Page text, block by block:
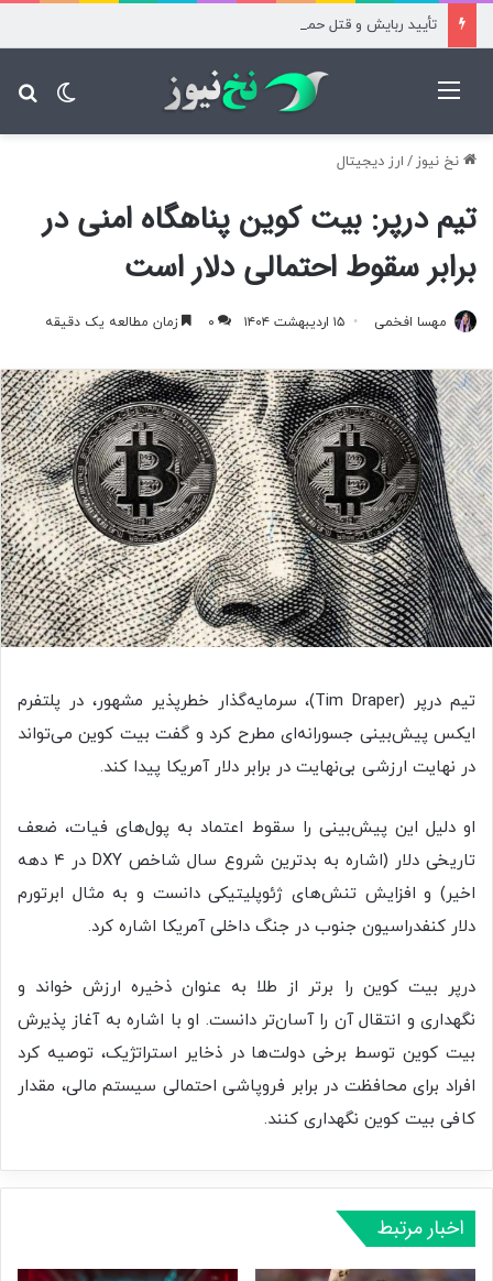
تأیید ربایش و قتل حمیدرضا رجب‌زاده
نخ نیوز / ارز دیجیتال
تیم درپر: بیت کوین پناهگاه امنی در
برابر سقوط احتمالی دلار است
مهسا افخمی ۱۵ اردیبهشت ۱۴۰۴ ۰ زمان مطالعه یک دقیقه
تیم درپر (Tim Draper)، سرمایه‌گذار خطرپذیر مشهور، در پلتفرم
ایکس پیش‌بینی جسورانه‌ای مطرح کرد و گفت بیت کوین می‌تواند
در نهایت ارزشی بی‌نهایت در برابر دلار آمریکا پیدا کند.
او دلیل این پیش‌بینی را سقوط اعتماد به پول‌های فیات، ضعف
تاریخی دلار (اشاره به بدترین شروع سال شاخص DXY در ۴ دهه
اخیر) و افزایش تنش‌های ژئوپلیتیکی دانست و به مثال ابرتورم
دلار کنفدراسیون جنوب در جنگ داخلی آمریکا اشاره کرد.
درپر بیت کوین را برتر از طلا به عنوان ذخیره ارزش خواند و
نگهداری و انتقال آن را آسان‌تر دانست. او با اشاره به آغاز پذیرش
بیت کوین توسط برخی دولت‌ها در ذخایر استراتژیک، توصیه کرد
افراد برای محافظت در برابر فروپاشی احتمالی سیستم مالی، مقدار
کافی بیت کوین نگهداری کنند.
اخبار مرتبط